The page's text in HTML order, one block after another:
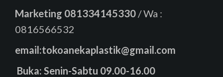
Marketing 081334145330 / Wa :
0816566532
email:tokoanekaplastik@gmail.com
Buka: Senin-Sabtu 09.00-16.00